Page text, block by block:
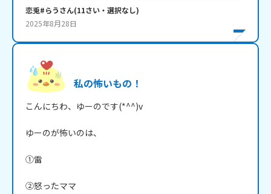
恋兎#らうさん(11さい・ 選択なし)
2025年8月28日
私の怖いもの！
こんにちわ、ゆーのです(*^^)v
ゆーのが怖いのは、
①雷
②怒ったママ